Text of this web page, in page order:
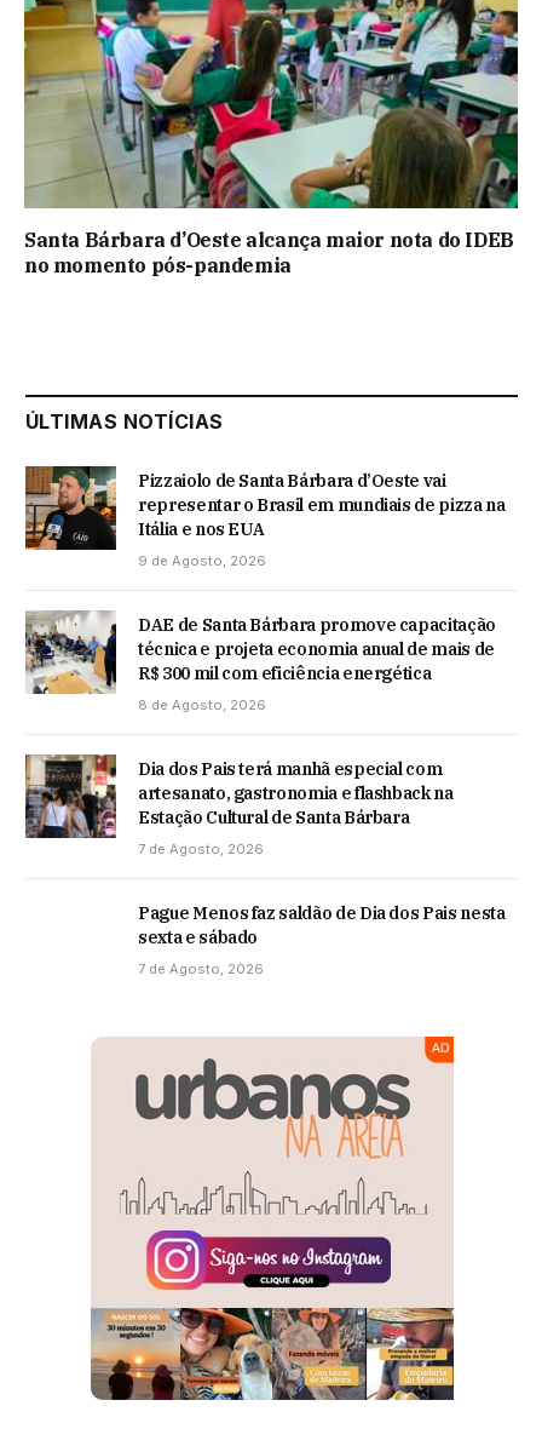
Santa Bárbara d’Oeste alcança maior nota do IDEB
no momento pós-pandemia
ÚLTIMAS NOTÍCIAS
Pizzaiolo de Santa Bárbara d’Oeste vai
representar o Brasil em mundiais de pizza na
Itália e nos EUA
9 de Agosto, 2026
DAE de Santa Bárbara promove capacitação
técnica e projeta economia anual de mais de
R$ 300 mil com eficiência energética
8 de Agosto, 2026
Dia dos Pais terá manhã especial com
artesanato, gastronomia e flashback na
Estação Cultural de Santa Bárbara
7 de Agosto, 2026
Pague Menos faz saldão de Dia dos Pais nesta
sexta e sábado
7 de Agosto, 2026